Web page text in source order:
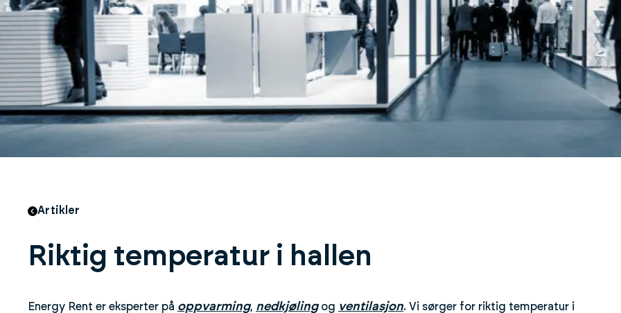
Artikler
Riktig temperatur i hallen
Energy Rent er eksperter på oppvarming, nedkjølingog ventilasjon. Vi sørger for riktig temperatur i